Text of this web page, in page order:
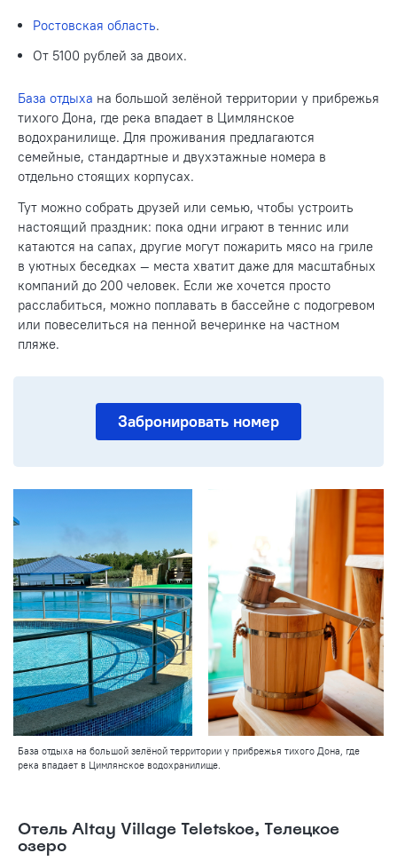
Ростовская область.
От 5100 рублей за двоих.
База отдыха на большой зелёной территории у прибрежья
тихого Дона, где река впадает в Цимлянское
водохранилище. Для проживания предлагаются
семейные, стандартные и двухэтажные номера в
отдельно стоящих корпусах.
Тут можно собрать друзей или семью, чтобы устроить
настоящий праздник: пока одни играют в теннис или
катаются на сапах, другие могут пожарить мясо на гриле
в уютных беседках — места хватит даже для масштабных
компаний до 200 человек. Если же хочется просто
расслабиться, можно поплавать в бассейне с подогревом
или повеселиться на пенной вечеринке на частном
пляже.
Забронировать номер
База отдыха на большой зелёной территории у прибрежья тихого Дона, где
река впадает в Цимлянское водохранилище.
Отель Altay Village Teletskoe, Телецкое
озеро